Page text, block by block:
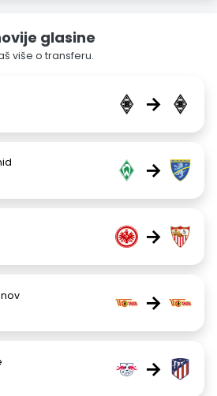
glasine
više o transferu.
→
→
→
→
→